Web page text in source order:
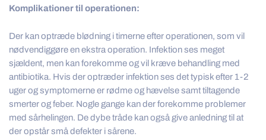
Komplikationer til operationen:
Der kan optræde blødning i timerne efter operationen, som vil
nødvendiggøre en ekstra operation. Infektion ses meget
sjældent, men kan forekomme og vil kræve behandling med
antibiotika. Hvis der optræder infektion ses det typisk efter 1-2
uger og symptomerne er rødme og hævelse samt tiltagende
smerter og feber. Nogle gange kan der forekomme problemer
med sårhelingen. De dybe tråde kan også give anledning til at
der opstår små defekter i sårene.